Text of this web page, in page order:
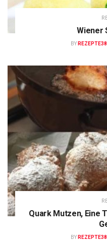
Wiener
BY REZEPTE38
Quark Mutzen, Eine
BY REZEPTE38